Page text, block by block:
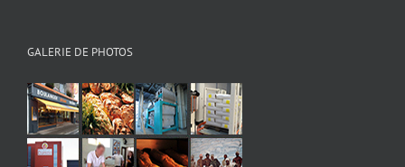
GALERIE DE PHOTOS